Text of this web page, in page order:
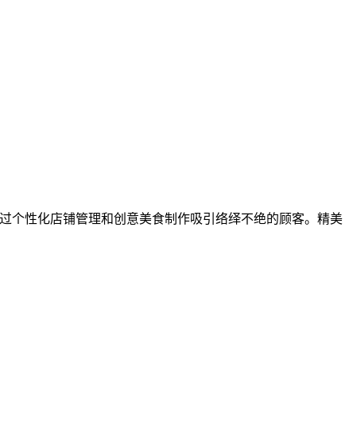
个性化店铺管理和创意美食制作吸引络绎不绝的顾客。精美